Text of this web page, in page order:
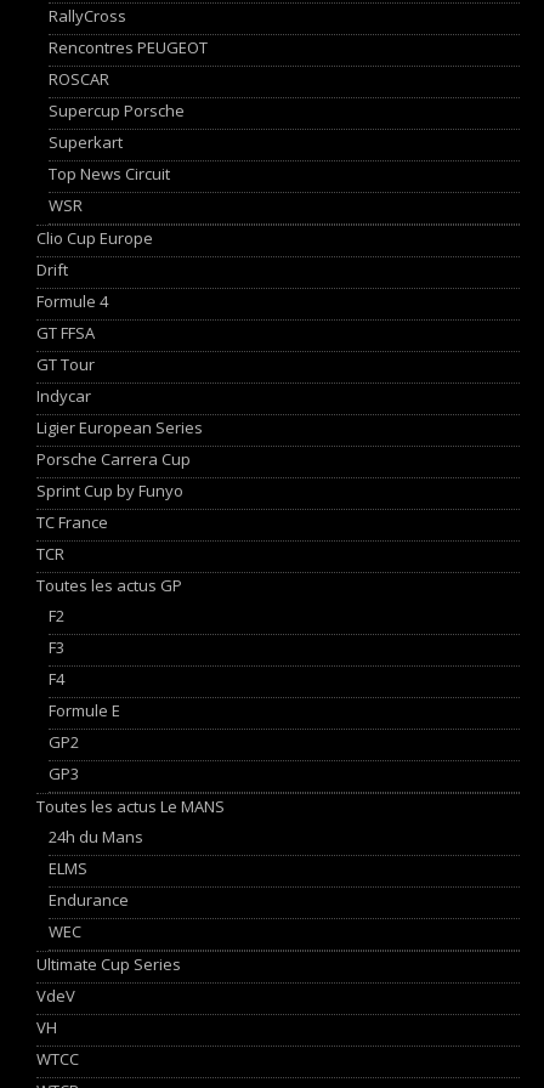
RallyCross
Rencontres PEUGEOT
ROSCAR
Supercup Porsche
Superkart
Top News Circuit
WSR
Clio Cup Europe
Drift
Formule 4
GT FFSA
GT Tour
Indycar
Ligier European Series
Porsche Carrera Cup
Sprint Cup by Funyo
TC France
TCR
Toutes les actus GP
F2
F3
F4
Formule E
GP2
GP3
Toutes les actus Le MANS
24h du Mans
ELMS
Endurance
WEC
Ultimate Cup Series
VdeV
VH
WTCC